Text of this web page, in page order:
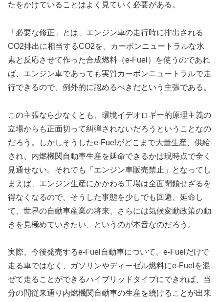
たをかけていることはよく見ていく必要がある。
「必要な修正」とは、エンジン車の走行時に排出される
CO2排出に相当するCO2を、カーボンニュートラルな水
素と反応させて作った合成燃料（e-Fuel）を使うのであれ
ば、エンジン車であっても実質カーボンニュートラルで走
行できるので、例外的に認めるべきだという主張である。
この主張なら少なくとも、環境イデオロギー的原理主義の
立場からも正面切って糾弾されないだろうということなの
だろう。しかしそうしたe-Fuelがどこまで大量生産、供給
され、内燃機関自動車生産を延命できるかは現時点で全く
見通せない。それでも「エンジン車販売禁止」となってし
まえば、エンジン生産にかかわる工場は全面閉鎖せざるを
得なくなるので、そうした事態を少しでも回避、延命し
て、世界の自動車産業の将来、さらには気候変動政策の動
きを見極めていきたい、というのが本音なのだろう。
実際、今後発売するe-Fuel自動車について、e-Fuelだけで
走る車ではなく、ガソリンやディーゼル燃料にe-Fuelを混
ぜて走ることができるハイブリッドタイプにできれば、当
分の間従来通り内燃機関自動車の生産を続けることが出来